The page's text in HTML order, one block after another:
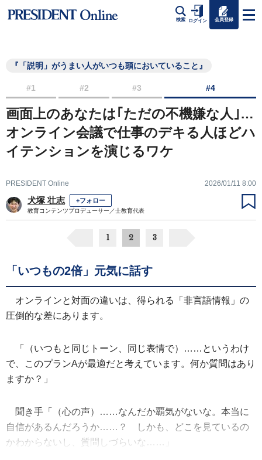
検索 ログイン 会員登録
『「説明」がうまい人がいつも頭においていること』
#1 #2 #3 #4
画面上のあなたは｢ただの不機嫌な人｣…
オンライン会議で仕事のデキる人ほどハ
イテンションを演じるワケ
PRESIDENT Online 2026/01/11 8:00
犬塚 壮志 +フォロー
教育コンテンツプロデューサー／士教育代表
1 2 3
「いつもの2倍」元気に話す
オンラインと対面の違いは、得られる「非言語情報」の
圧倒的な差にあります。
「（いつもと同じトーン、同じ表情で）……というわけ
で、このプランAが最適だと考えています。何か質問はあり
ますか？」
聞き手「（心の声）……なんだか覇気がないな。本当に
自信があるんだろうか……？ しかも、どこを見ているの
かわからないし、質問しづらいな……」